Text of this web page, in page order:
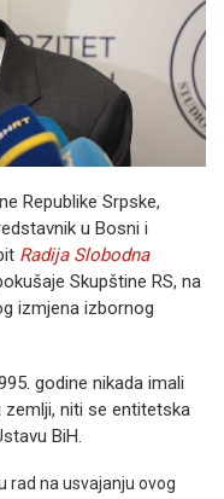
Republike Srpske,
u Bosni i
Radija Slobodna
Skupštine RS, na
izmjena izbornog
godine nikada imali
niti se entitetska
BiH.
rad na usvajanju ovog